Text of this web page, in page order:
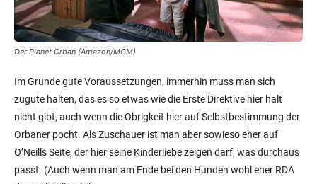
Der Planet Orban (Amazon/MGM)
Im Grunde gute Voraussetzungen, immerhin muss man sich
zugute halten, das es so etwas wie die Erste Direktive hier halt
nicht gibt, auch wenn die Obrigkeit hier auf Selbstbestimmung der
Orbaner pocht. Als Zuschauer ist man aber sowieso eher auf
O’Neills Seite, der hier seine Kinderliebe zeigen darf, was durchaus
passt. (Auch wenn man am Ende bei den Hunden wohl eher RDA